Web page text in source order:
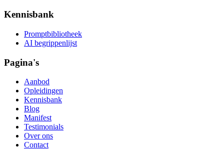
Kennisbank
Promptbibliotheek
AI begrippenlijst
Pagina's
Aanbod
Opleidingen
Kennisbank
Blog
Manifest
Testimonials
Over ons
Contact